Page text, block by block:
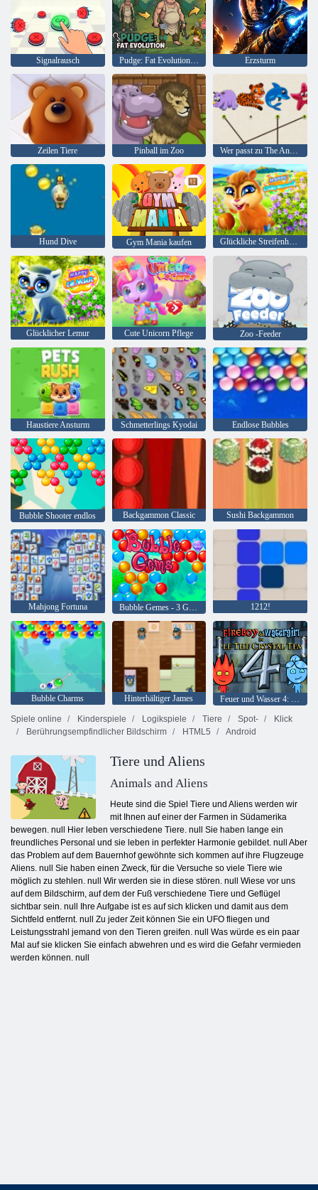
Signalrausch Pudge: Fat Evolution Clicker Erzsturm
Zeilen Tiere Pinball im Zoo Wer passt zu The Animal
Hund Dive Gym Mania kaufen Glückliche Streifenhörnchen
Glücklicher Lemur Cute Unicorn Pflege Zoo -Feeder
Haustiere Ansturm Schmetterlings Kyodai Endlose Bubbles
Bubble Shooter endlos Backgammon Classic Sushi Backgammon
Mahjong Fortuna Bubble Gemes - 3 Gewinnt 1212!
Bubble Charms Hinterhältiger James
Feuer und Wasser 4: Kristalltempel
Spiele online
Kinderspiele Logikspiele Tiere Spot-
Klick
Berührungsempfindlicher Bildschirm
HTML5 Android
Tiere und Aliens
Animals and Aliens
Heute sind die Spiel Tiere und Aliens werden wir
mit Ihnen auf einer der Farmen in Südamerika
bewegen. null Hier leben verschiedene Tiere. null Sie haben lange ein
freundliches Personal und sie leben in perfekter Harmonie gebildet. null Aber
das Problem auf dem Bauernhof gewöhnte sich kommen auf ihre Flugzeuge
Aliens. null Sie haben einen Zweck, für die Versuche so viele Tiere wie
möglich zu stehlen. null Wir werden sie in diese stören. null Wiese vor uns
auf dem Bildschirm, auf dem der Fuß verschiedene Tiere und Geflügel
sichtbar sein. null Ihre Aufgabe ist es auf sich klicken und damit aus dem
Sichtfeld entfernt. null Zu jeder Zeit können Sie ein UFO fliegen und
Leistungsstrahl jemand von den Tieren greifen. null Was würde es ein paar
Mal auf sie klicken Sie einfach abwehren und es wird die Gefahr vermieden
werden können. null